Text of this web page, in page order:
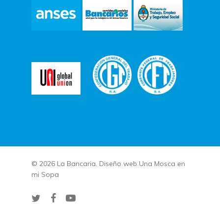
© 2026 La Bancaria. Diseño web Una Mosca en
mi Sopa
twitterfacebookyoutube